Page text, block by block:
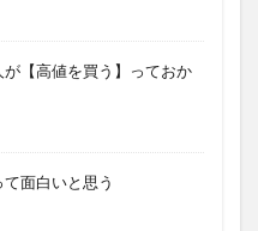
が【高値を買う】っておか
面白いと思う